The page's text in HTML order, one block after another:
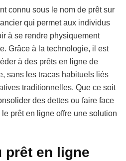
connu sous le nom de prêt sur
qui permet aux individus
à se rendre physiquement
Grâce à la technologie, il est
à des prêts en ligne de
sans les tracas habituels liés
traditionnelles. Que ce soit
des dettes ou faire face
prêt en ligne offre une solution
prêt en ligne